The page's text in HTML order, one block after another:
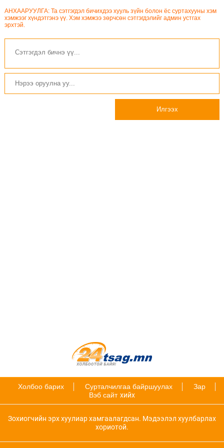
АНХААРУУЛГА: Та сэтгэгдэл бичихдээ хууль зүйн болон ёс суртахууны хэм
хэмжээг хүндэтгэнэ үү. Хэм хэмжээ зөрчсөн сэтгэгдэлийг админ устгах
эрхтэй.
Илгээх
Холбоо барих Сурталчилгаа байршуулах
Зар
Вэб сайт хийх
Зохиогчийн эрх хуулиар хамгаалагдсан. Мэдээлэл хуулбарлах
хориотой.